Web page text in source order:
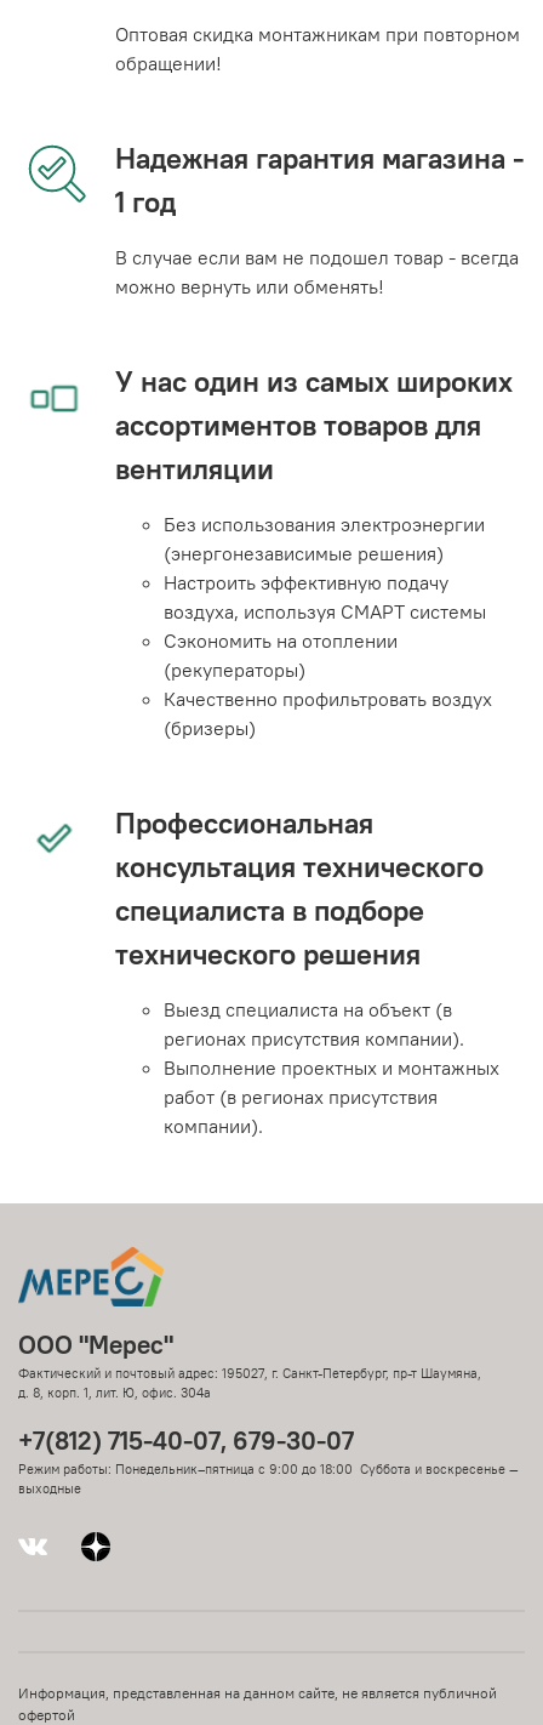
Оптовая скидка монтажникам при повторном
обращении!
Надежная гарантия магазина -
1 год
В случае если вам не подошел товар - всегда
можно вернуть или обменять!
У нас один из самых широких
ассортиментов товаров для
вентиляции
Без использования электроэнергии
(энергонезависимые решения)
Настроить эффективную подачу
воздуха, используя СМАРТ системы
Сэкономить на отоплении
(рекуператоры)
Качественно профильтровать воздух
(бризеры)
Профессиональная
консультация технического
специалиста в подборе
технического решения
Выезд специалиста на объект (в
регионах присутствия компании).
Выполнение проектных и монтажных
работ (в регионах присутствия
компании).
ООО "Мерес"
Фактический и почтовый адрес: 195027, г. Санкт-Петербург, пр-т Шаумяна,
д. 8, корп. 1, лит. Ю, офис. 304а
+7(812) 715-40-07, 679-30-07
Режим работы: Понедельник–пятница с 9:00 до 18:00 Суббота и воскресенье —
выходные
Информация, представленная на данном сайте, не является публичной
офертой